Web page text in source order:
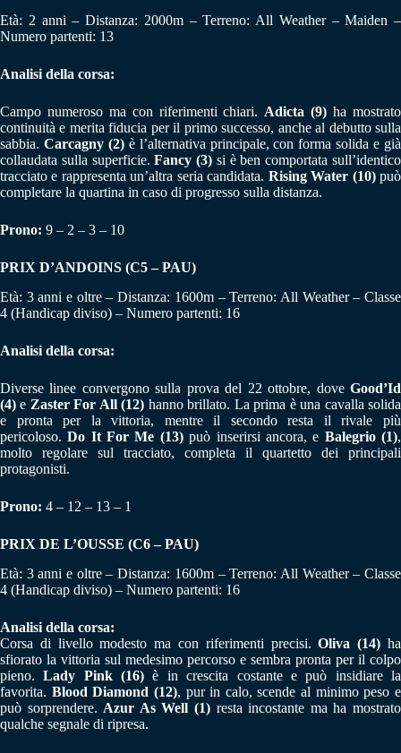
Età: 2 anni – Distanza: 2000m – Terreno: All Weather – Maiden –
Numero partenti: 13
Analisi della corsa:
Campo numeroso ma con riferimenti chiari. Adicta (9) ha mostrato
continuità e merita fiducia per il primo successo, anche al debutto sulla
sabbia. Carcagny (2)è l’alternativa principale, con forma solida e già
collaudata sulla superficie.Fancy (3) si è ben comportata sull’identico
tracciato e rappresenta un’altra seria candidata. Rising Water (10)può
completare la quartina in caso di progresso sulla distanza.
Prono: 9 – 2 – 3 – 10
PRIX D’ANDOINS (C5 – PAU)
Età: 3 anni e oltre – Distanza: 1600m – Terreno: All Weather – Classe
4 (Handicap diviso) – Numero partenti: 16
Analisi della corsa:
Diverse linee convergono sulla prova del 22 ottobre, dove Good’Id
(4) e Zaster For All (12) hanno brillato. La prima è una cavalla solida
e pronta per la vittoria, mentre il secondo resta il rivale più
pericoloso.Do It For Me (13)può inserirsi ancora, e Balegrio (1),
molto regolare sul tracciato, completa il quartetto dei principali
protagonisti.
Prono: 4 – 12 – 13 – 1
PRIX DE L’OUSSE (C6 – PAU)
Età: 3 anni e oltre – Distanza: 1600m – Terreno: All Weather – Classe
4 (Handicap diviso) – Numero partenti: 16
Analisi della corsa:
Corsa di livello modesto ma con riferimenti precisi.Oliva (14) ha
sfiorato la vittoria sul medesimo percorso e sembra pronta per il colpo
pieno.Lady Pink (16) è in crescita costante e può insidiare la
favorita. Blood Diamond (12), pur in calo, scende al minimo peso e
può sorprendere. Azur As Well (1) resta incostante ma ha mostrato
qualche segnale di ripresa.